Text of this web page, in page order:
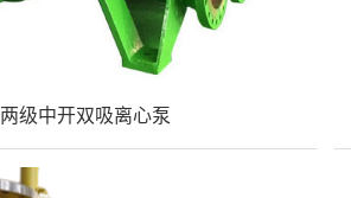
两级中开双吸离心泵